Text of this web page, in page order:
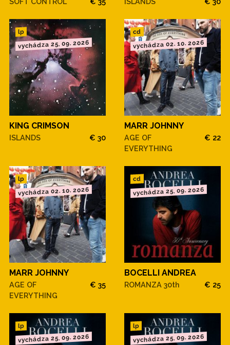
lp
vychádza 25. 09. 2026
KING CRIMSON
ISLANDS € 30
cd
vychádza 02. 10. 2026
MARR JOHNNY
AGE OF
EVERYTHING
€ 22
lp
vychádza 02. 10. 2026
MARR JOHNNY
AGE OF
EVERYTHING
€ 35
cd
vychádza 25. 09. 2026
BOCELLI ANDREA
ROMANZA 30th € 25
lp
vychádza 25. 09. 2026
lp
vychádza 25. 09. 2026